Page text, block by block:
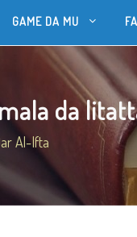
GAME DA MU
da
Al-Ifta